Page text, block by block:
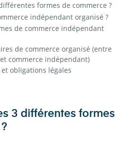
formes de commerce ?
indépendant organisé ?
de commerce indépendant
de commerce organisé (entre
commerce indépendant)
obligations légales
3 différentes formes